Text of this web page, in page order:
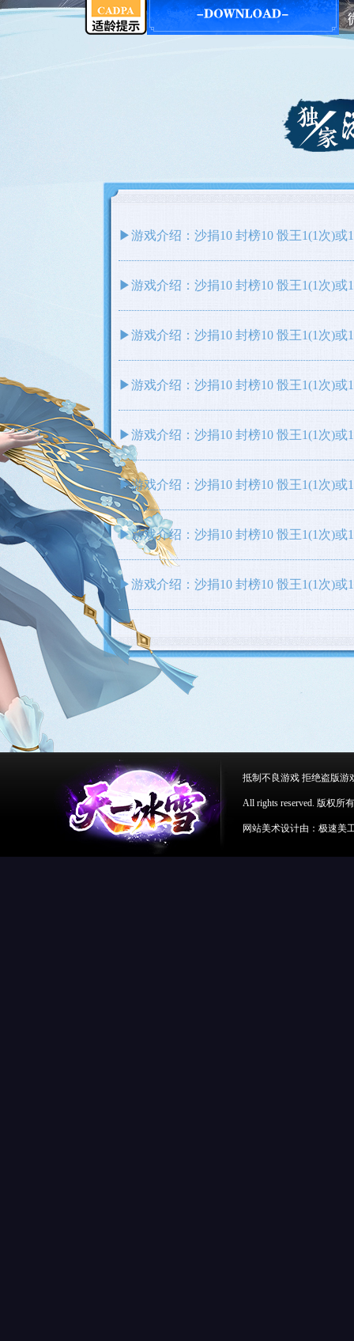
▶游戏介绍：沙捐10 封榜10 骰王1(1次)
▶游戏介绍：沙捐10 封榜10 骰王1(1次)
▶游戏介绍：沙捐10 封榜10 骰王1(1次)
▶游戏介绍：沙捐10 封榜10 骰王1(1次)
▶游戏介绍：沙捐10 封榜10 骰王1(1次)
▶游戏介绍：沙捐10 封榜10 骰王1(1次)或
▶游戏介绍：沙捐10 封榜10 骰王1(1次)或
▶游戏介绍：沙捐10 封榜10 骰王1(1次)
抵制不良游戏 拒绝盗版游
All rights reserved. 版权所
网站美术设计由：极速美